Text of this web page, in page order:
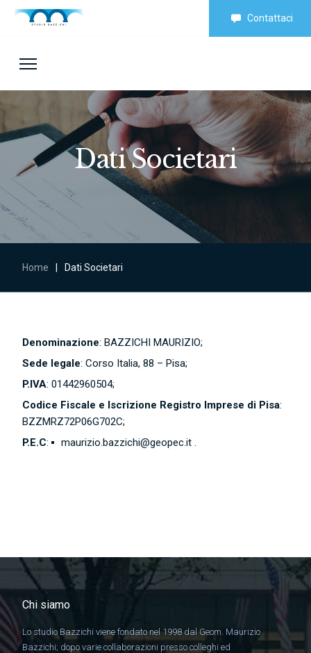
Contattaci
Dati Societari
Home Dati Societari
Denominazione: BAZZICHI MAURIZIO;
Sede legale: Corso Italia, 88 – Pisa;
P.IVA: 01442960504;
Codice Fiscale e Iscrizione Registro Imprese di Pisa:
BZZMRZ72P06G702C;
P.E.C: maurizio.bazzichi@geopec.it .
Chi siamo
Lo studio Bazzichi viene fondato nel 1998 dal Geom. Maurizio
Bazzichi; dopo varie collaborazioni presso colleghi ed